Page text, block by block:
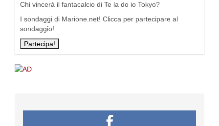
Chi vincerà il fantacalcio di Te la do io Tokyo?
I sondaggi di Marione.net! Clicca per partecipare al
sondaggio!